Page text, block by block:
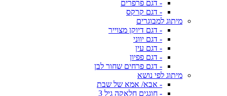
- דגם פרפרים
- דגם קרקס
מיתוג למבוגרים
- דגם דיוקן מצוייר
- דגם יווני
- דגם עין
- דגם פפיון
- דגם פרחים שחור לבן
מיתוג לפי נושא
- אבא/ אמא של שבת
- חוגגים חלאקה גיל 3